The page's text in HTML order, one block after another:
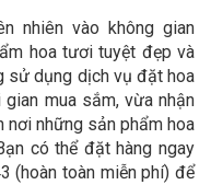
nhiên vào không gian
hoa tươi tuyệt đẹp và
sử dụng dịch vụ đặt hoa
mua sắm, vừa nhận
những sản phẩm hoa
có thể đặt hàng ngay
(hoàn toàn miễn phí) để